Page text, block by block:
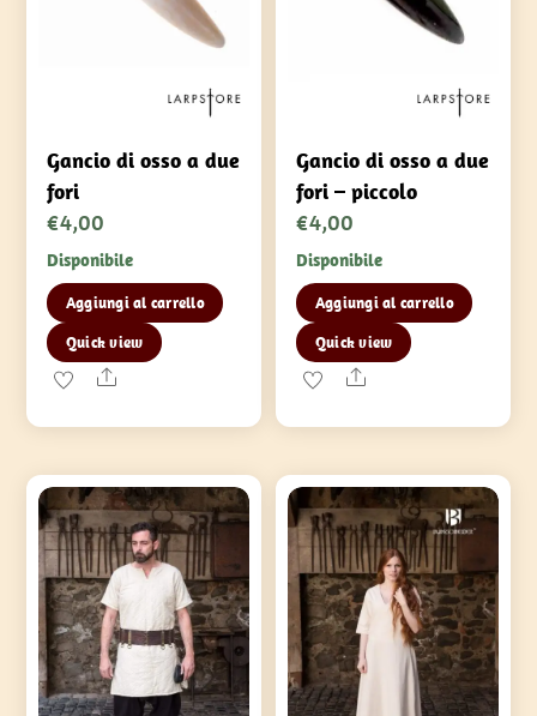
Gancio di osso a due
fori
€4,00
Disponibile
Aggiungi al carrello
Quick view
Share
Gancio di osso a due
fori – piccolo
€4,00
Disponibile
Aggiungi al carrello
Quick view
Share